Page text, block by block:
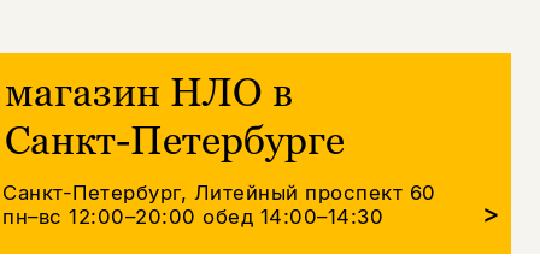
магазин НЛО в
Санкт-Петербурге
Санкт-Петербург, Литейный проспект 60
пн–вс 12:00–20:00обед 14:00–14:30 >